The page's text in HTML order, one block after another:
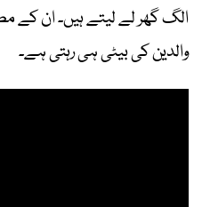
الگ گھر لے لیتے ہیں۔ ان کے
والدین کی بیٹی ہی رہتی ہے۔